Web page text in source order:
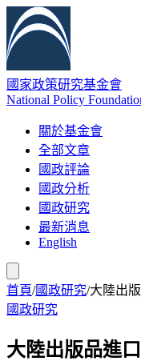
國家政策研究基金會
National Policy
關於基金會
全部文章
國政評論
國政分析
國政研究
最新消息
English
首頁/國政研究/大陸出
國政研究
大陸出版品進